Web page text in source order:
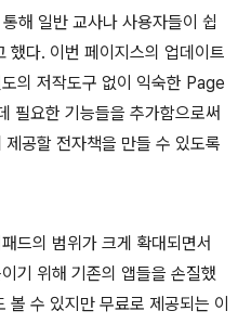
해 일반 교사나 사용자들이 쉽
했다. 이번 페이지스의 업데이트
의 저작도구 없이 익숙한 Page
필요한 기능들을 추가함으로써
공할 전자책을 만들 수 있도록
드의 범위가 크게 확대되면서
기 위해 기존의 앱들을 손질했
수 있지만 무료로 제공되는 이